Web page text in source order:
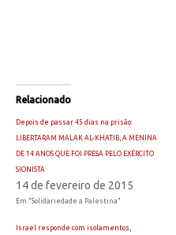
Relacionado
Depois de passar 45 dias na prisão:
LIBERTARAM MALAK AL-KHATIB, A MENINA
DE 14 ANOS QUE FOI PRESA PELO EXÉRCITO
SIONISTA
14 de fevereiro de 2015
Em "Solidariedade a Palestina"
Israel responde com isolamentos,